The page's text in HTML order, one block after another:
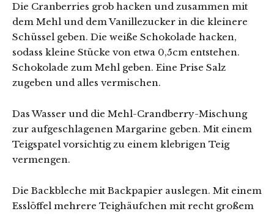
Die Cranberries grob hacken und zusammen mit
dem Mehl und dem Vanillezucker in die kleinere
Schüssel geben. Die weiße Schokolade hacken,
sodass kleine Stücke von etwa 0,5cm entstehen.
Schokolade zum Mehl geben. Eine Prise Salz
zugeben und alles vermischen.
Das Wasser und die Mehl-Crandberry-Mischung
zur aufgeschlagenen Margarine geben. Mit einem
Teigspatel vorsichtig zu einem klebrigen Teig
vermengen.
Die Backbleche mit Backpapier auslegen. Mit einem
Esslöffel mehrere Teighäufchen mit recht großem